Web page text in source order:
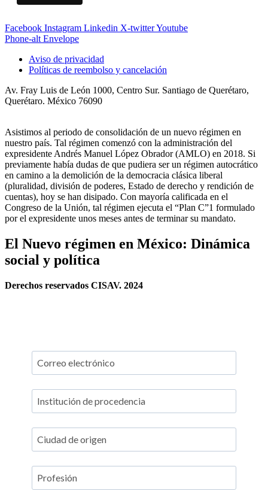
Facebook Instagram Linkedin X-twitterYoutube
Phone-alt Envelope
Aviso de privacidad
Políticas de reembolso y cancelación
Av. Fray Luis de León 1000, Centro Sur. Santiago de Querétaro,
Querétaro. México 76090
Asistimos al periodo de consolidación de un nuevo régimen en
nuestro país. Tal régimen comenzó con la administración del
expresidente Andrés Manuel López Obrador (AMLO) en 2018. Si
previamente había dudas de que pudiera ser un régimen autocrático
en camino a la demolición de la democracia clásica liberal
(pluralidad, división de poderes, Estado de derecho y rendición de
cuentas), hoy se han disipado. Con mayoría calificada en el
Congreso de la Unión, tal régimen ejecuta el “Plan C”1 formulado
por el expresidente unos meses antes de terminar su mandato.
El Nuevo régimen en México: Dinámica
social y política
Derechos reservados CISAV. 2024